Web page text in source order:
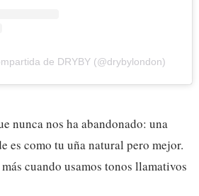
de DRYBY (@drybylondon)
nunca nos ha abandonado: una
es como tu uña natural pero mejor.
cuando usamos tonos llamativos